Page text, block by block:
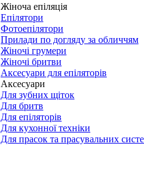
Жіноча епіляція
Епілятори
Фотоепілятори
Прилади по догляду за обличчям
Жіночі грумери
Жіночі бритви
Аксесуари для епіляторів
Aксесуари
Для зубних щіток
Для бритв
Для епіляторів
Для кухонної техніки
Для прасок та прасувальних